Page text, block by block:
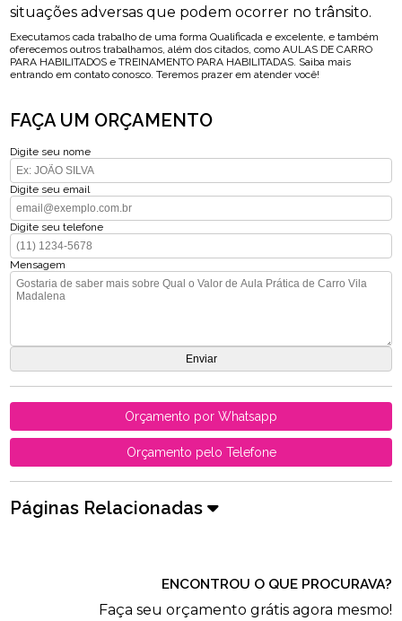
situações adversas que podem ocorrer no trânsito.
Executamos cada trabalho de uma forma Qualificada e excelente, e também
oferecemos outros trabalhamos, além dos citados, como AULAS DE CARRO
PARA HABILITADOS e TREINAMENTO PARA HABILITADAS. Saiba mais
entrando em contato conosco. Teremos prazer em atender você!
FAÇA UM ORÇAMENTO
Digite seu nome
Digite seu email
Digite seu telefone
Mensagem
Orçamento por Whatsapp
Orçamento pelo Telefone
Páginas Relacionadas
ENCONTROU O QUE PROCURAVA?
Faça seu orçamento grátis agora mesmo!